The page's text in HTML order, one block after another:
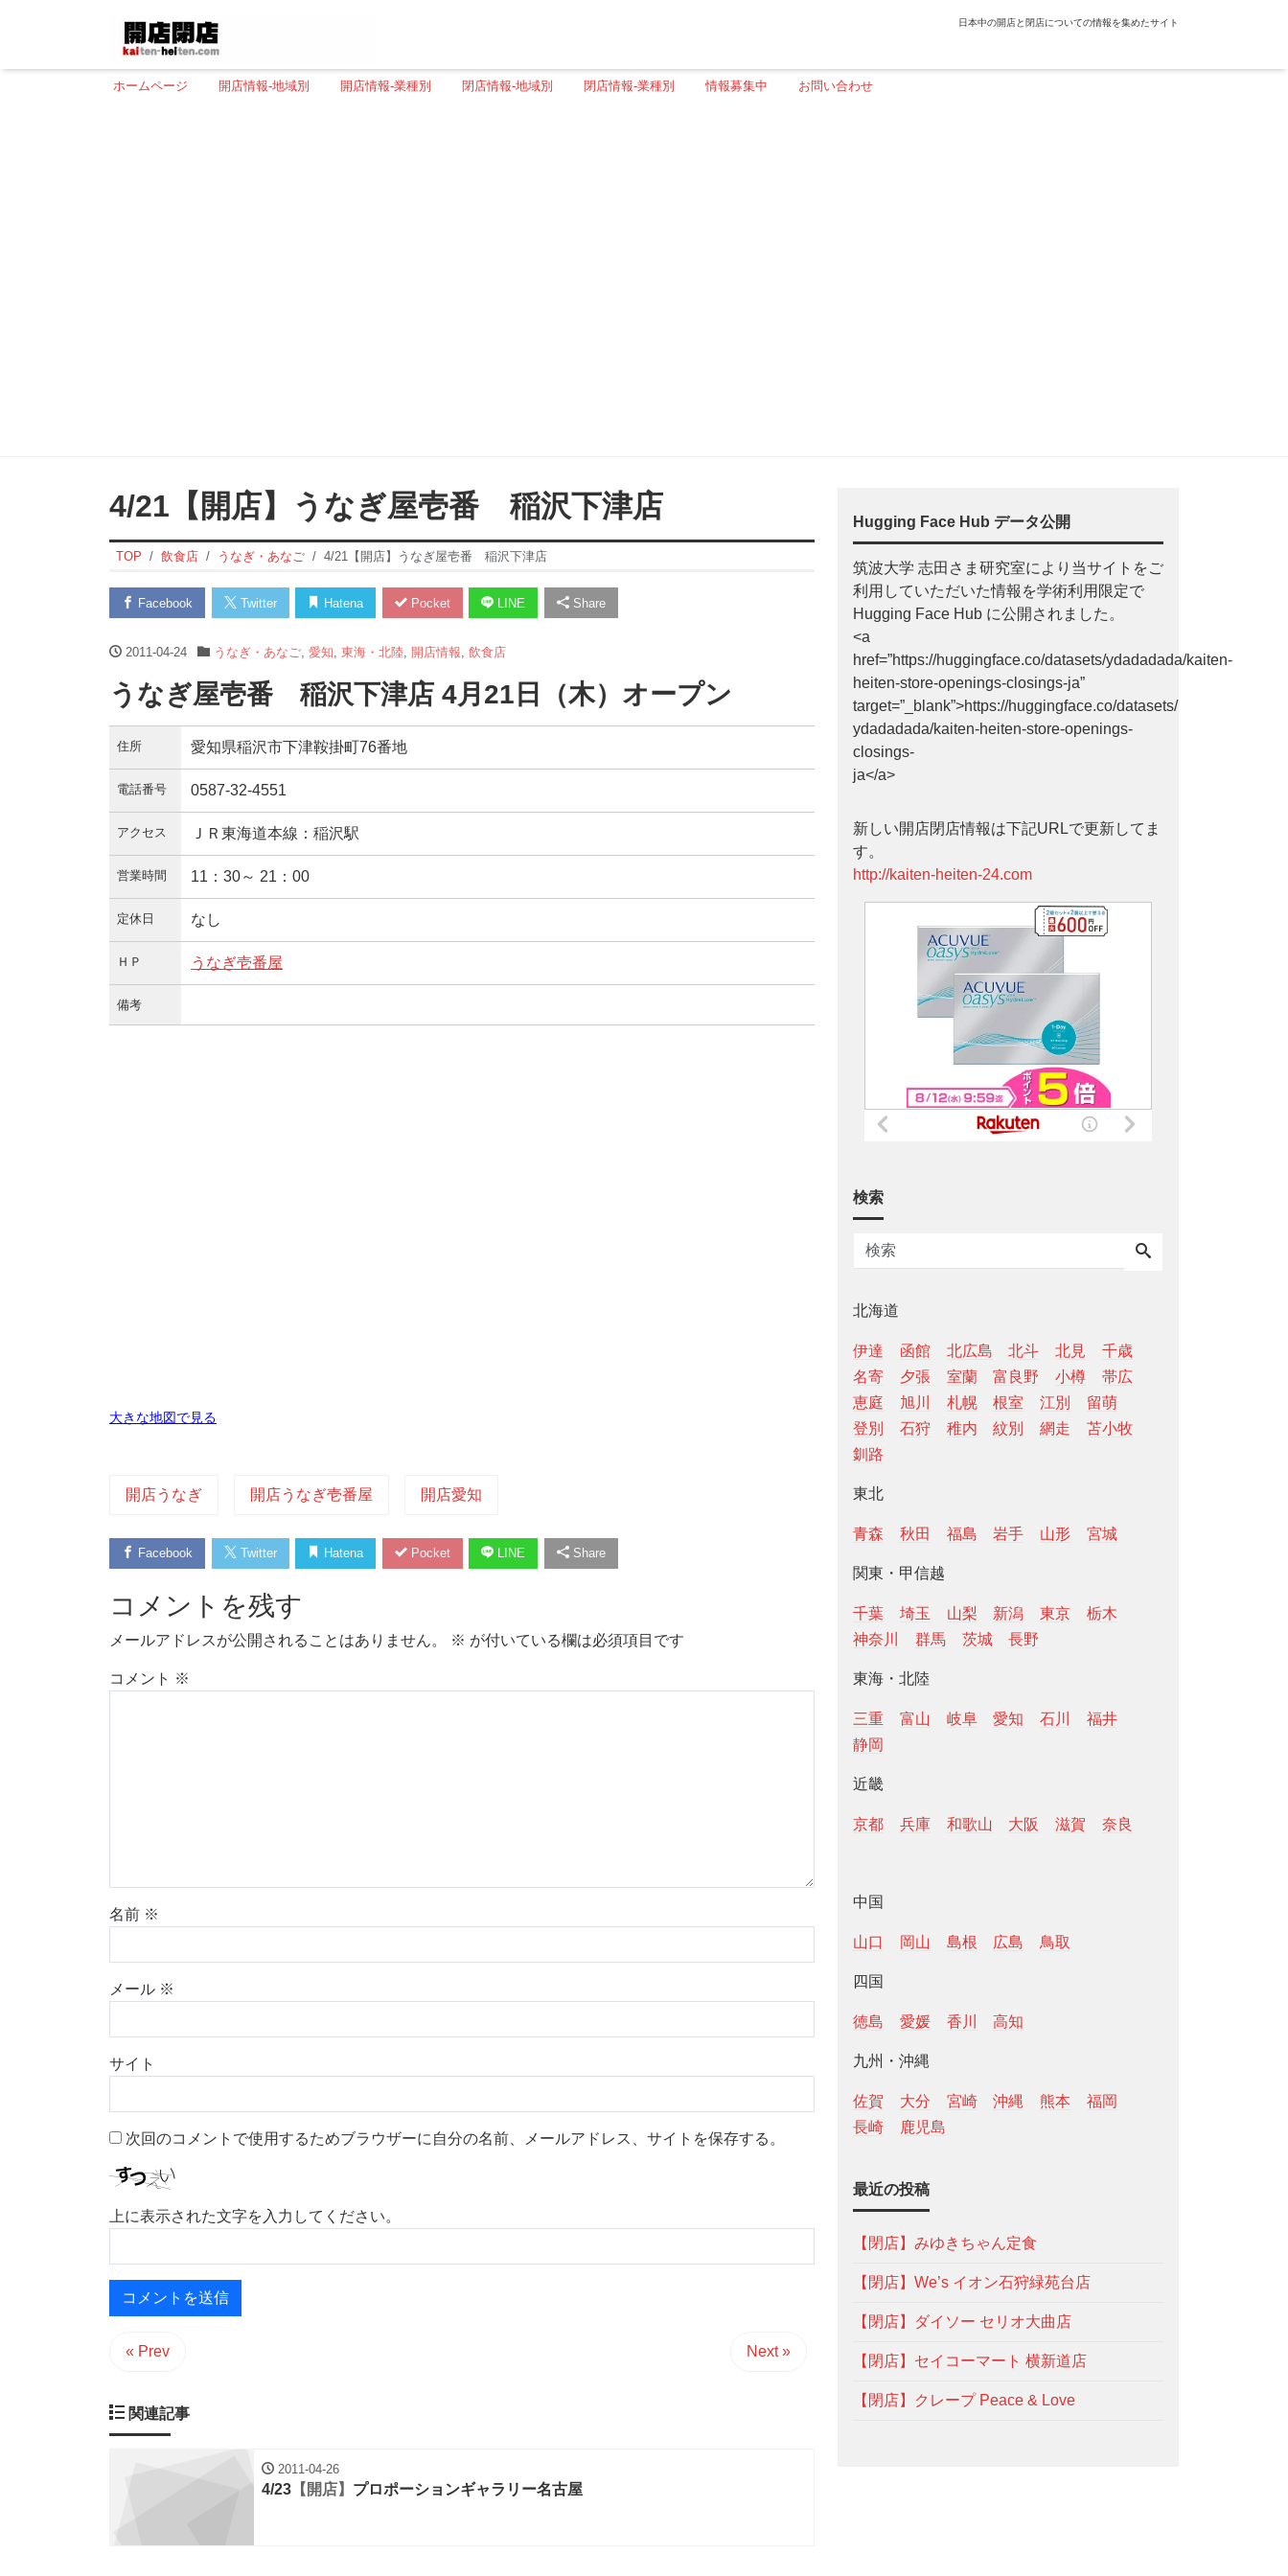
日本中の開店と閉店についての情報を集めたサイト
ホームページ 開店情報-地域別 開店情報-業種別 閉店情報-地域別 閉店情報-業種別 情報募集中 お問い合わせ
4/21【開店】うなぎ屋壱番 稲沢下津店
TOP 飲食店 うなぎ・あなご 4/21【開店】うなぎ屋壱番 稲沢下津店
Facebook Twitter Hatena Pocket LINE Share
2011-04-24 うなぎ・あなご, 愛知 東海・北陸, 開店情報 飲食店
うなぎ屋壱番 稲沢下津店 4月21日（木）オープン
住所 愛知県稲沢市下津鞍掛町76番地
電話番号 0587-32-4551
アクセス ＪＲ東海道本線：稲沢駅
営業時間 11：30～ 21：00
定休日 なし
ＨＰ うなぎ壱番屋
備考
大きな地図で見る
開店うなぎ 開店うなぎ壱番屋 開店愛知
Facebook Twitter Hatena Pocket LINE Share
コメントを残す
メールアドレスが公開されることはありません。 ※ が付いている欄は必須項目です
コメント ※
名前 ※
メール ※
サイト
次回のコメントで使用するためブラウザーに自分の名前、メールアドレス、サイトを保存する。
上に表示された文字を入力してください。
« Prev Next »
関連記事
2011-04-26
4/23 【開店】 プロポーションギャラリー名古屋
Hugging Face Hub データ公開
筑波大学 志田さま研究室により当サイトをご
利用していただいた情報を学術利用限定で
Hugging Face Hub に公開されました。
<a
href=”https://huggingface.co/datasets/ydadadada/kaiten-
heiten-store-openings-closings-ja”
target=”_blank”>https://huggingface.co/datasets/
ydadadada/kaiten-heiten-store-openings-
closings-
ja</a>
新しい開店閉店情報は下記URLで更新してま
す。
http://kaiten-heiten-24.com
検索
北海道
伊達 函館 北広島 北斗 北見
千歳
名寄
夕張 室蘭 富良野 小樽
帯広
恵庭
旭川 札幌 根室 江別
留萌
登別
石狩 稚内 紋別 網走
苫小牧
釧路
東北
青森 秋田 福島 岩手 山形 宮城
関東・甲信越
千葉 埼玉 山梨 新潟 東京
栃木
神奈川
群馬 茨城 長野
東海・北陸
三重 富山 岐阜 愛知 石川
福井
静岡
近畿
京都 兵庫 和歌山 大阪 滋賀 奈良
中国
山口 岡山 島根 広島 鳥取
四国
徳島 愛媛 香川 高知
九州・沖縄
佐賀 大分 宮崎 沖縄 熊本
福岡
長崎
鹿児島
最近の投稿
【閉店】みゆきちゃん定食
【閉店】We’s イオン石狩緑苑台店
【閉店】ダイソー セリオ大曲店
【閉店】セイコーマート 横新道店
【閉店】クレープ Peace & Love